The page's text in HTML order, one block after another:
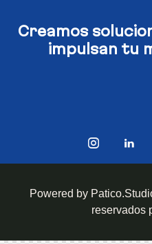
Creamos
impulsan tu
Powered by
reservados